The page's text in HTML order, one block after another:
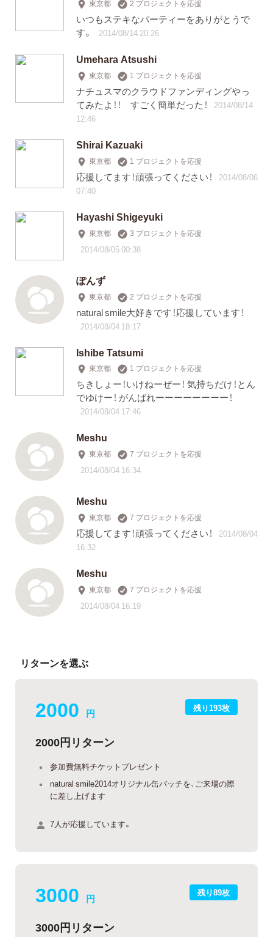
東京都 2 プロジェクトを応援
いつもステキなパーティーをありがとうで
す。
2014/08/14 20:26
Umehara Atsushi
東京都 1 プロジェクトを応援
ナチュスマのクラウドファンディングやっ
てみたよ！！ すごく簡単だった！
2014/08/14
12:46
Shirai Kazuaki
東京都 1 プロジェクトを応援
応援してます！頑張ってください！
2014/08/06
07:40
Hayashi Shigeyuki
東京都 3 プロジェクトを応援
2014/08/05 00:38
ぽんず
東京都 2 プロジェクトを応援
natural smile大好きです！応援しています！
2014/08/04 18:17
Ishibe Tatsumi
東京都 1 プロジェクトを応援
ちきしょー！いけねーぜー！ 気持ちだけ！とん
でゆけー！ がんばれーーーーーーーー！
2014/08/04 17:46
Meshu
東京都 7 プロジェクトを応援
2014/08/04 16:34
Meshu
東京都 7 プロジェクトを応援
応援してます！頑張ってください！
2014/08/04
16:32
Meshu
東京都 7 プロジェクトを応援
2014/08/04 16:19
リターンを選ぶ
残り193枚
2000 円
2000円リターン
参加費無料チケットプレゼント
natural smile2014オリジナル缶バッチを、ご来場の際
に差し上げます
7人が応援しています。
残り89枚
3000 円
3000円リターン